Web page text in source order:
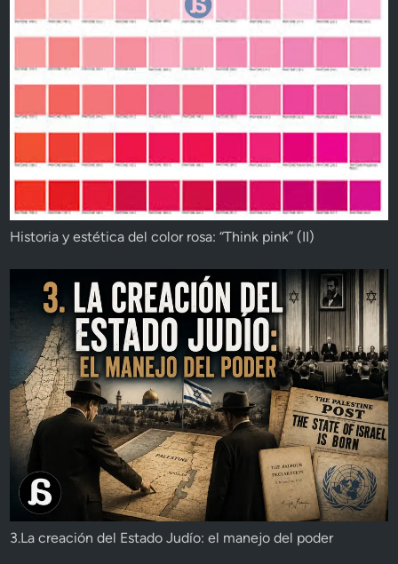
Historia y estética del color rosa: “Think pink” (II)
3.La creación del Estado Judío: el manejo del poder